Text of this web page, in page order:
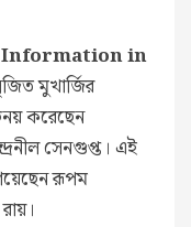
Information in
মুখার্জির
করেছেন
সেনগুপ্ত। এই
রূপম